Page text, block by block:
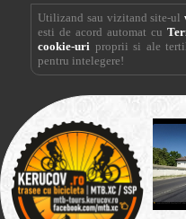
Utilizand sau vizitand site-ul
esti de acord automat cu
cookie-uri proprii si ale
pentru intelegere!